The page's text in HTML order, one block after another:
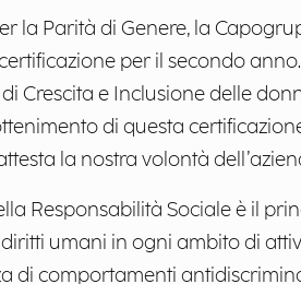
la Parità di Genere, la
per il secondo
Crescita e Inclusione delle
di questa
la nostra volontà
Responsabilità Sociale è il
umani in ogni ambito di
di comportamenti